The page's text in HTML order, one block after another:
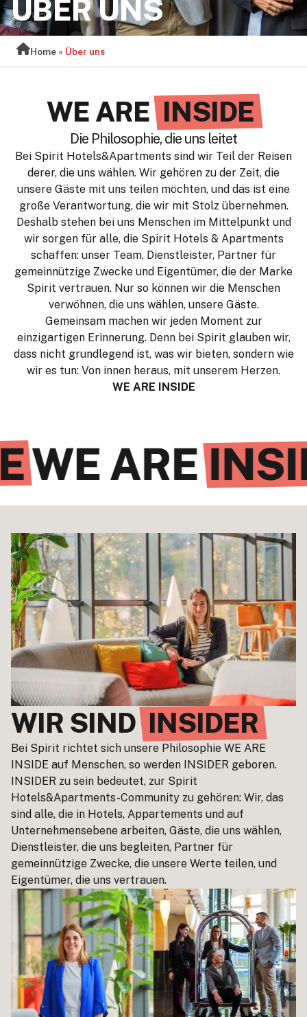
ÜBER UNS
Home » Über uns
WE ARE INSIDE
Die Philosophie, die uns leitet
Bei Spirit Hotels&Apartments sind wir Teil der Reisen
derer, die uns wählen. Wir gehören zu der Zeit, die
unsere Gäste mit uns teilen möchten, und das ist eine
große Verantwortung, die wir mit Stolz übernehmen.
Deshalb stehen bei uns Menschen im Mittelpunkt und
wir sorgen für alle, die Spirit Hotels & Apartments
schaffen: unser Team, Dienstleister, Partner für
gemeinnützige Zwecke und Eigentümer, die der Marke
Spirit vertrauen. Nur so können wir die Menschen
verwöhnen, die uns wählen, unsere Gäste.
Gemeinsam machen wir jeden Moment zur
einzigartigen Erinnerung. Denn bei Spirit glauben wir,
dass nicht grundlegend ist, was wir bieten, sondern wie
wir es tun: Von innen heraus, mit unserem Herzen.
WE ARE INSIDE
WIR SIND INSIDER
Bei Spirit richtet sich unsere Philosophie WE ARE
INSIDE auf Menschen, so werden INSIDER geboren.
INSIDER zu sein bedeutet, zur Spirit
Hotels&Apartments-Community zu gehören: Wir, das
sind alle, die in Hotels, Appartements und auf
Unternehmensebene arbeiten, Gäste, die uns wählen,
Dienstleister, die uns begleiten, Partner für
gemeinnützige Zwecke, die unsere Werte teilen, und
Eigentümer, die uns vertrauen.